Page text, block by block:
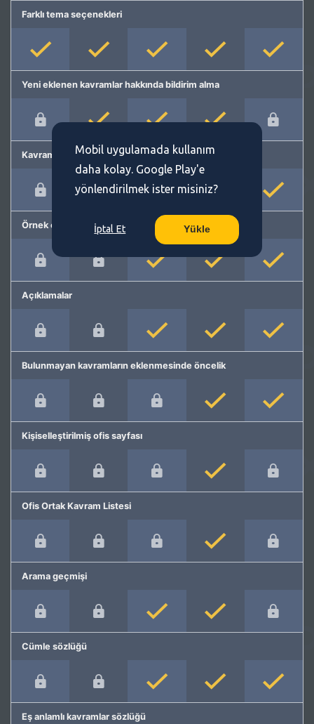
Farklı tema seçenekleri
Yeni eklenen kavramlar hakkında bildirim alma
Kavram önerme
Örnek cümleler
Açıklamalar
Bulunmayan kavramların eklenmesinde öncelik
Kişiselleştirilmiş ofis sayfası
Ofis Ortak Kavram Listesi
Arama geçmişi
Cümle sözlüğü
Eş anlamlı kavramlar sözlüğü
Mobil uygulamada kullanım
daha kolay. Google Play'e
yönlendirilmek ister misiniz?
İptal Et Yükle